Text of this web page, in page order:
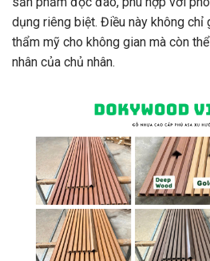
dụng riêng biệt. Điều này không chỉ
thẩm mỹ cho không gian mà còn
nhân của chủ nhân.